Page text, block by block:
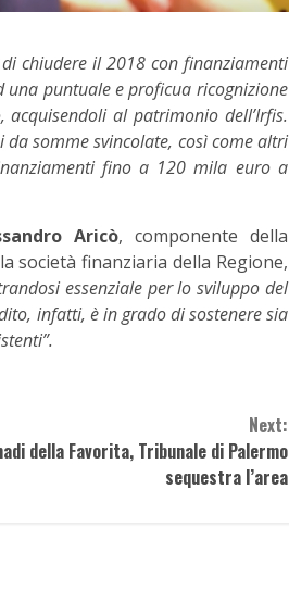
chiudere il 2018 con finanziamenti
puntuale e proficua ricognizione
al patrimonio dell’Irfis.
somme svincolate, così come altri
fino a 120 mila euro a
Aricò, componente della
società finanziaria della Regione,
essenziale per lo sviluppo del
infatti, è in grado di sostenere sia
Next:
della Favorita, Tribunale di Palermo
sequestra l’area